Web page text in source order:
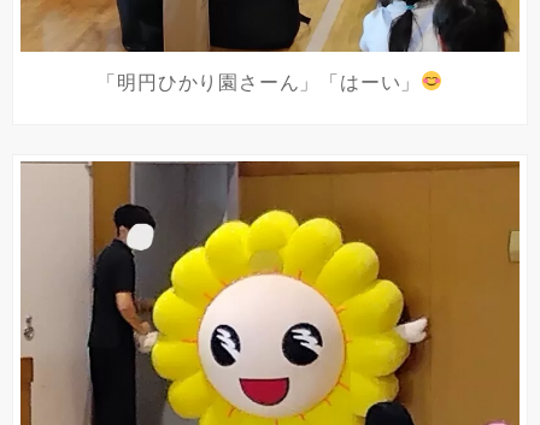
「明円ひかり園さーん」「はーい」